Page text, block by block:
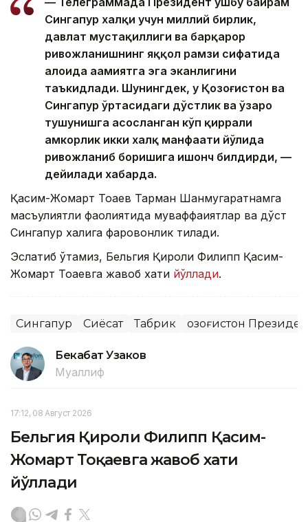
Сингапур халқи учун миллий бирлик,
давлат мустақиллиги ва барқарор
ривожланишнинг яққол рамзи сифатида
алоҳида аҳамиятга эга эканлигини
таъкидлади. Шунингдек, у Қозоғистон ва
Сингапур ўртасидаги дўстлик ва ўзаро
тушунишга асосланган кўп қиррали
ҳамкорлик икки халқ манфаати йўлида
ривожланиб боришига ишонч билдирди, —
дейилади хабарда.
Қасим-Жомарт Тоқаев Тарман Шанмугаратнамга
масъулиятли фаолиятида муваффақиятлар ва дўст
Сингапур халқига фаровонлик тилади.
Эслатиб ўтамиз, Бельгия Қироли Филипп Қасим-
Жомарт Тоқаевга жавоб хати йўллади.
Сингапур Сиёсат Табрик Қозоғистон
Бекабат Узаков
Муаллиф
17:12, 08 Август 2026
Бельгия Қироли Филипп Қасим-
Жомарт Тоқаевга жавоб хати
йўллади